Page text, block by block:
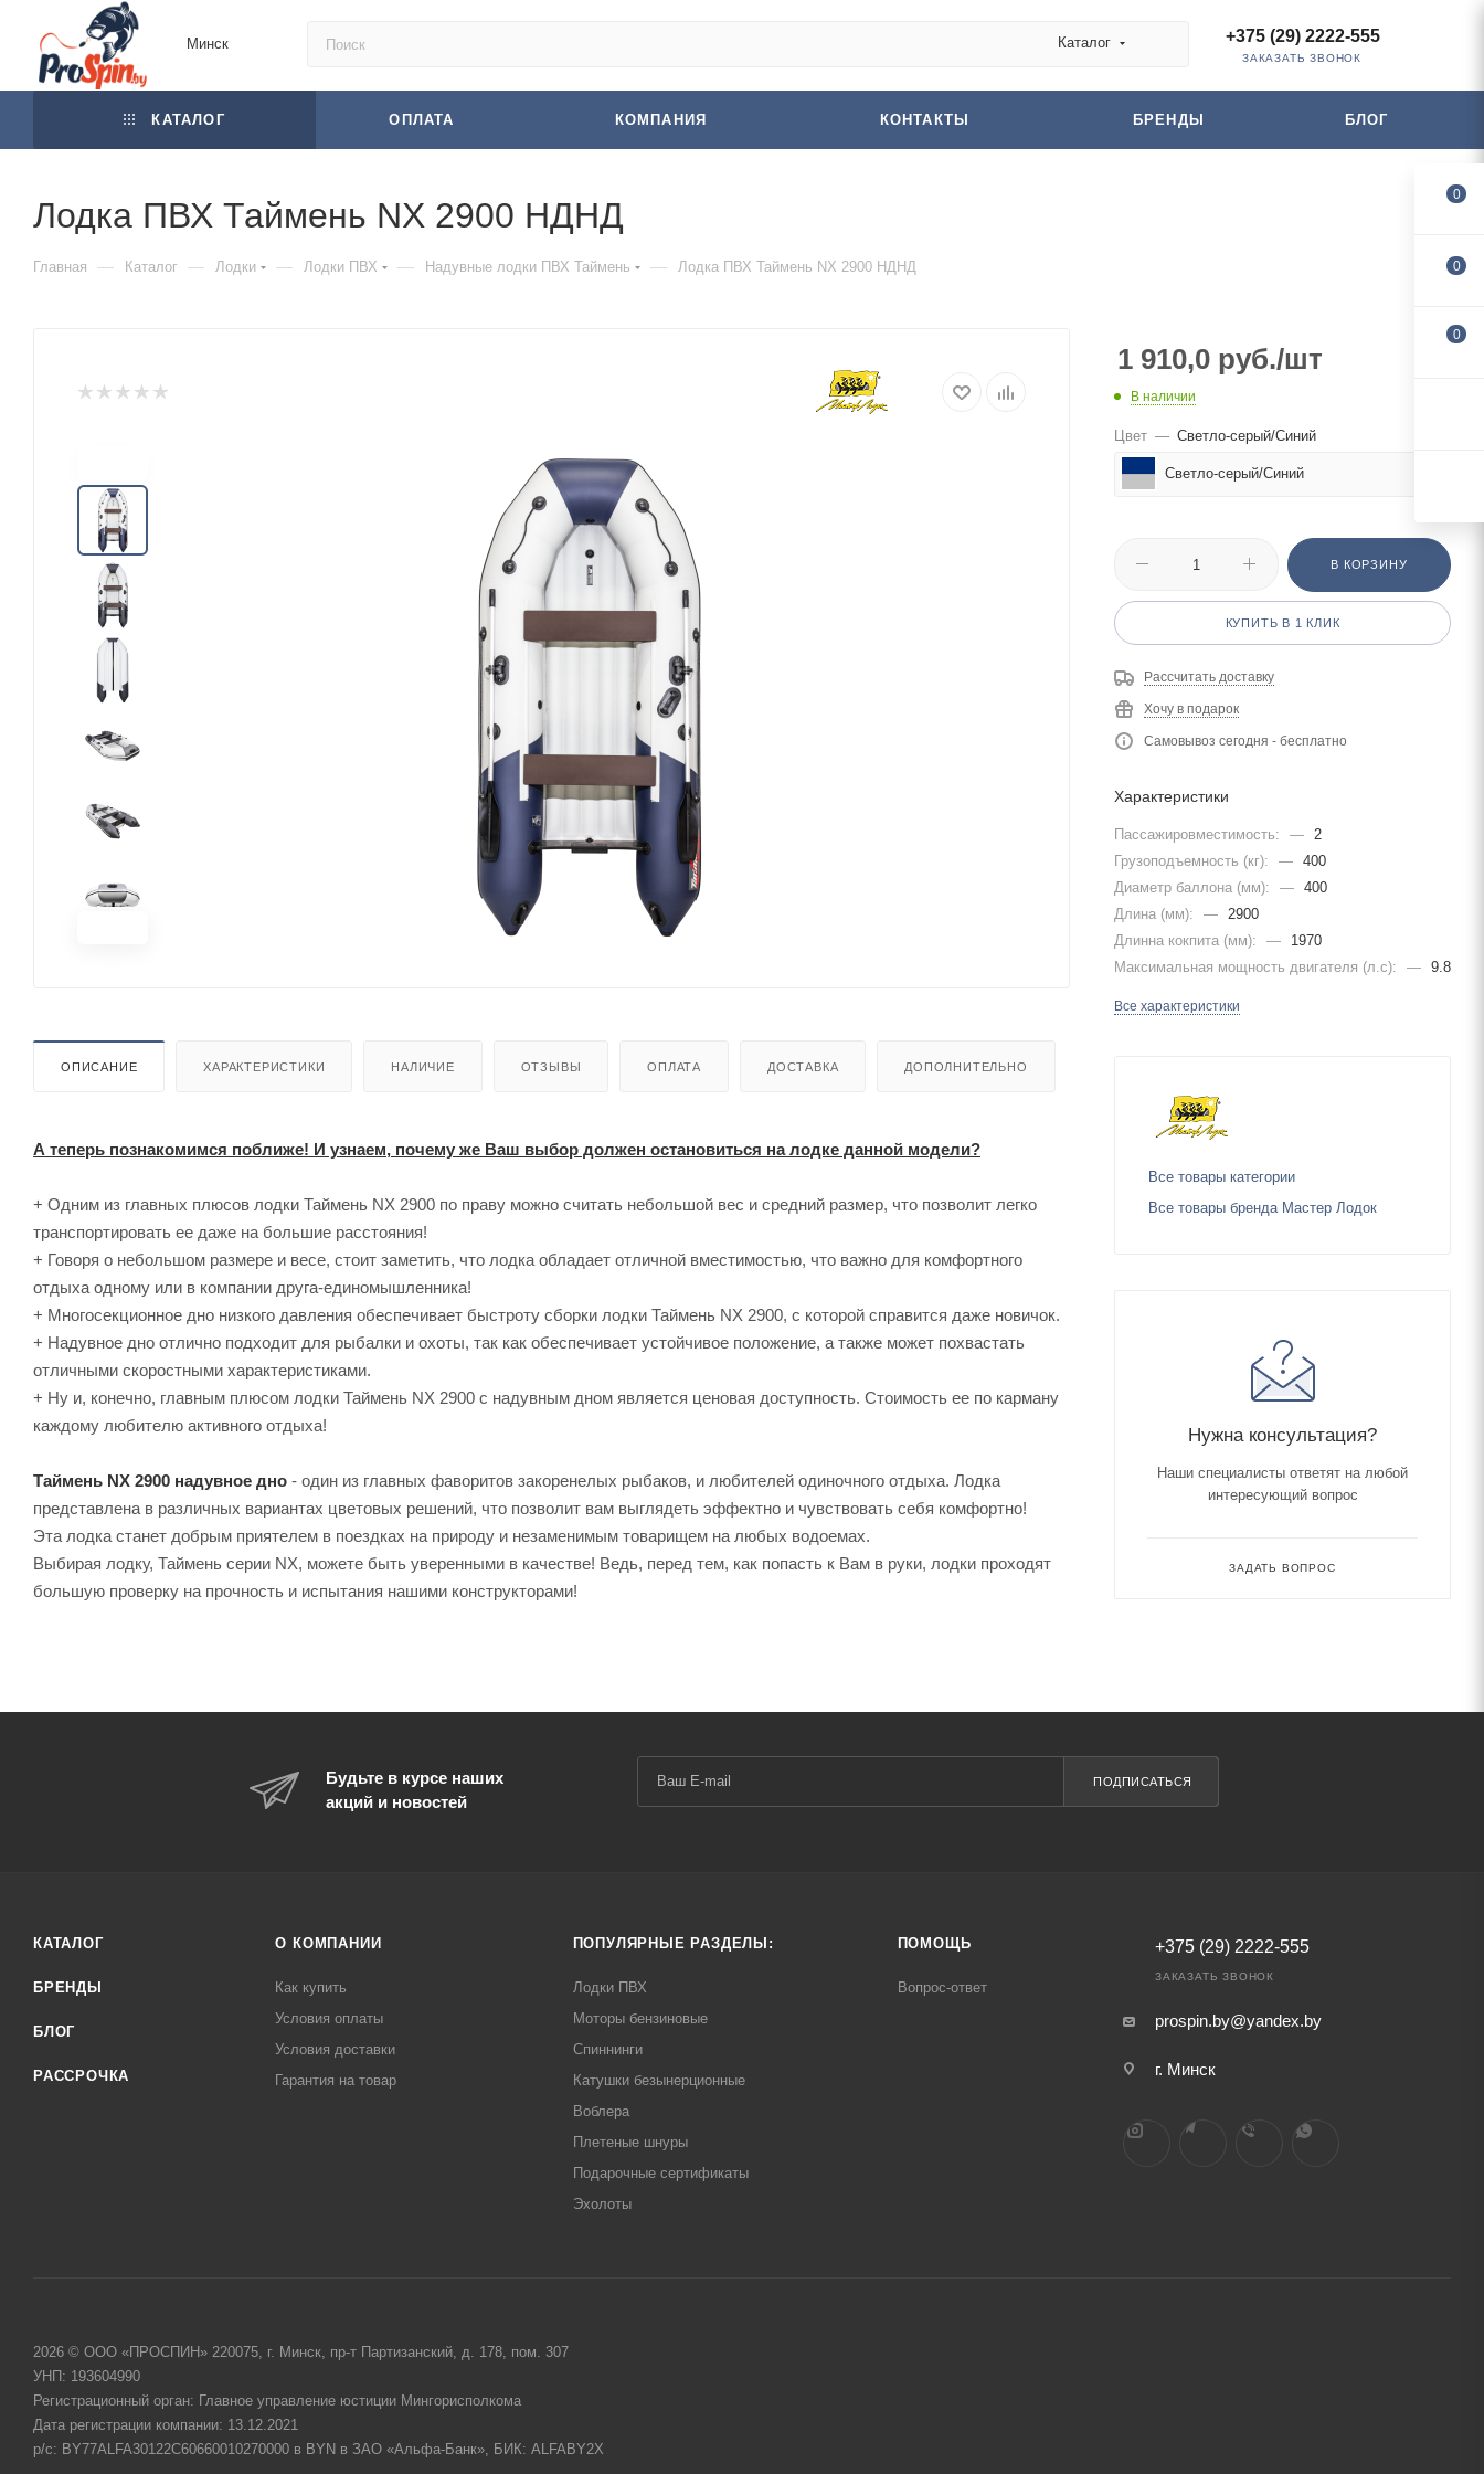
Минск Каталог +375 (29) 2222-555
ЗАКАЗАТЬ ЗВОНОК
КАТАЛОГ ОПЛАТА КОМПАНИЯ КОНТАКТЫ БРЕНДЫ БЛОГ
Лодка ПВХ Таймень NX 2900 НДНД
Главная — Каталог — Лодки — Лодки ПВХ — Надувные лодки ПВХ Таймень — Лодка ПВХ Таймень NX 2900 НДНД
ОПИСАНИЕ ХАРАКТЕРИСТИКИ НАЛИЧИЕ ОТЗЫВЫ ОПЛАТА ДОСТАВКА ДОПОЛНИТЕЛЬНО
А теперь познакомимся поближе! И узнаем, почему же Ваш выбор должен остановиться на лодке данной модели?
+ Одним из главных плюсов лодки Таймень NX 2900 по праву можно считать небольшой вес и средний размер, что позволит легко
транспортировать ее даже на большие расстояния!
+ Говоря о небольшом размере и весе, стоит заметить, что лодка обладает отличной вместимостью, что важно для комфортного
отдыха одному или в компании друга-единомышленника!
+ Многосекционное дно низкого давления обеспечивает быстроту сборки лодки Таймень NX 2900, с которой справится даже новичок.
+ Надувное дно отлично подходит для рыбалки и охоты, так как обеспечивает устойчивое положение, а также может похвастать
отличными скоростными характеристиками.
+ Ну и, конечно, главным плюсом лодки Таймень NX 2900 с надувным дном является ценовая доступность. Стоимость ее по карману
каждому любителю активного отдыха!
Таймень NX 2900 надувное дно - один из главных фаворитов закоренелых рыбаков, и любителей одиночного отдыха. Лодка
представлена в различных вариантах цветовых решений, что позволит вам выглядеть эффектно и чувствовать себя комфортно!
Эта лодка станет добрым приятелем в поездках на природу и незаменимым товарищем на любых водоемах.
Выбирая лодку, Таймень серии NX, можете быть уверенными в качестве! Ведь, перед тем, как попасть к Вам в руки, лодки проходят
большую проверку на прочность и испытания нашими конструкторами!
1 910,0 руб./шт
В наличии
Цвет — Светло-серый/Синий
Светло-серый/Синий
В КОРЗИНУ
КУПИТЬ В 1 КЛИК
Рассчитать доставку
Хочу в подарок
Самовывоз сегодня - бесплатно
Характеристики
Пассажировместимость: —
2
Грузоподъемность (кг):
— 400
Диаметр баллона (мм):
— 400
Длина (мм):
—
2900
Длинна кокпита (мм):
—
1970
Максимальная мощность двигателя (л.с):
— 9.8
Все характеристики
Все товары категории
Все товары бренда Мастер Лодок
Нужна консультация?
Наши специалисты ответят на любой
интересующий вопрос
ЗАДАТЬ ВОПРОС
Будьте в курсе наших
акций и новостей
ПОДПИСАТЬСЯ
КАТАЛОГ
БРЕНДЫ
БЛОГ
РАССРОЧКА
О КОМПАНИИ
Как купить
Условия оплаты
Условия доставки
Гарантия на товар
ПОПУЛЯРНЫЕ РАЗДЕЛЫ:
Лодки ПВХ
Моторы бензиновые
Спиннинги
Катушки безынерционные
Воблера
Плетеные шнуры
Подарочные сертификаты
Эхолоты
ПОМОЩЬ
Вопрос-ответ
+375 (29) 2222-555
ЗАКАЗАТЬ ЗВОНОК
prospin.by@yandex.by
г. Минск
2026 © ООО «ПРОСПИН» 220075, г. Минск, пр-т Партизанский, д. 178, пом. 307
УНП: 193604990
Регистрационный орган: Главное управление юстиции Мингорисполкома
Дата регистрации компании: 13.12.2021
р/с: BY77ALFA30122C60660010270000 в BYN в ЗАО «Альфа-Банк», БИК: ALFABY2X
0
0
0